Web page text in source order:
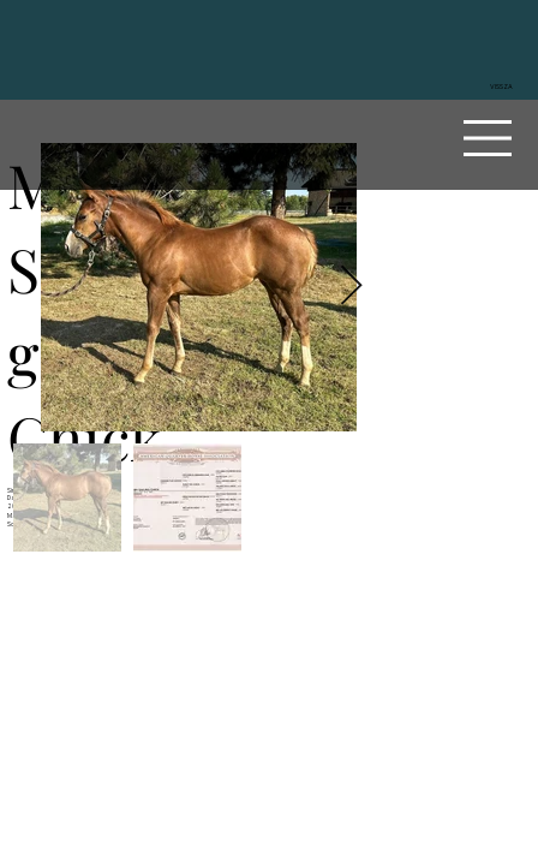
VISSZA
My
Sailin
g
Chick
Sire
Gunnin For Chicks
Dam
My Sailing Ruby
2024
Mare
Sorrel